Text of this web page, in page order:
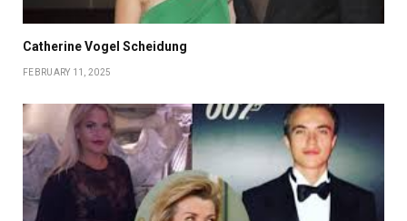
Catherine Vogel Scheidung
FEBRUARY 11, 2025